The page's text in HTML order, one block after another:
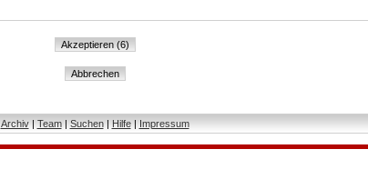
Archiv| Team| Suchen| Hilfe| Impressum